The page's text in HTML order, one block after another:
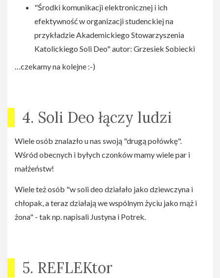
"Środki komunikacji elektronicznej i ich
efektywność w organizacji studenckiej na
przykładzie Akademickiego Stowarzyszenia
Katolickiego Soli Deo" autor: Grzesiek Sobiecki
…czekamy na kolejne :-)
4. Soli Deo łączy ludzi
Wiele osób znalazło u nas swoją "drugą połówkę".
Wśród obecnych i byłych czonków mamy wiele par i
małżeństw!
Wiele też osób "w soli deo działało jako dziewczyna i
chłopak, a teraz działają we wspólnym życiu jako mąż i
żona" - tak np. napisali Justyna i Potrek.
5. REFLEKtor